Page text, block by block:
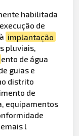
habilitada
de
implantação
pluviais,
ento de água
guias e
distrito
de
equipamentos
l